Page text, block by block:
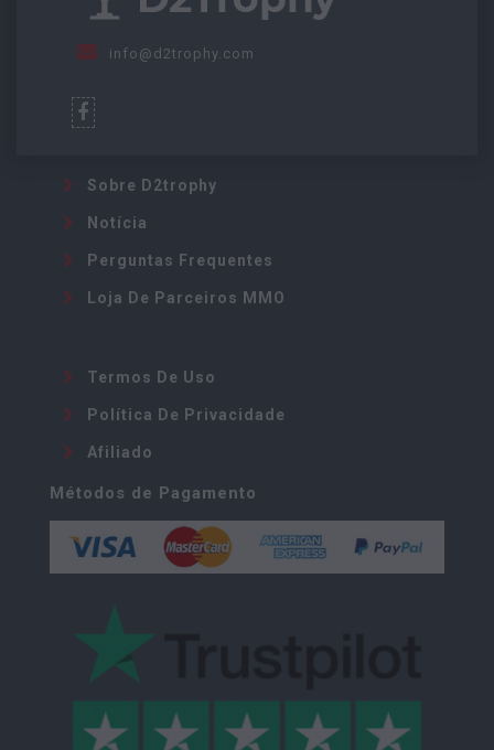
info@d2trophy.com
Sobre D2trophy
Notícia
Perguntas Frequentes
Loja De Parceiros MMO
Termos De Uso
Política De Privacidade
Afiliado
Métodos de Pagamento